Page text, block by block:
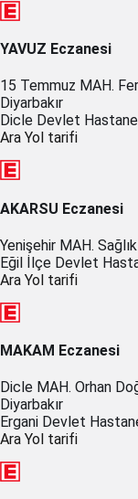
YAVUZ Eczanesi
15 Temmuz MAH.
Diyarbakır
Dicle Devlet
Ara Yol tarifi
AKARSU Eczanesi
Yenişehir MAH.
Eğil İlçe Devlet
Ara Yol tarifi
MAKAM Eczanesi
Dicle MAH. Orhan
Diyarbakır
Ergani Devlet
Ara Yol tarifi